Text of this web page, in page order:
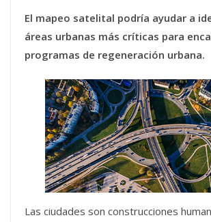
El mapeo satelital podría ayudar a
áreas urbanas más críticas para
programas de regeneración urbana.
Las ciudades son construcciones